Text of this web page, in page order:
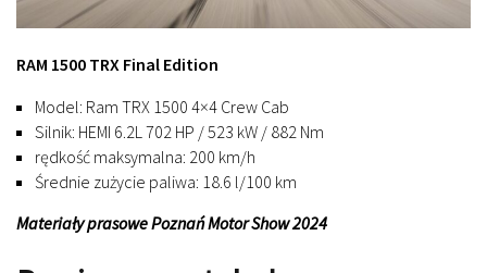
RAM 1500 TRX Final Edition
Model: Ram TRX 1500 4×4 Crew Cab
Silnik: HEMI 6.2L 702 HP / 523 kW / 882 Nm
rędkość maksymalna: 200 km/h
Średnie zużycie paliwa: 18.6 l/100 km
Materiały prasowe Poznań Motor Show 2024